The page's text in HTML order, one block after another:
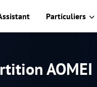
Particuliers
AOMEI